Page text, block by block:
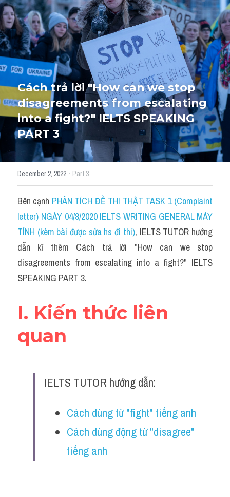
HỌC THỬ
Cách trả lời "How can we stop
disagreements from escalating
into a fight?" IELTS SPEAKING
PART 3
December 2, 2022 · Part 3
Bên cạnh PHÂN TÍCH ĐỀ THI THẬT TASK 1 (Complaint
letter) NGÀY 04/8/2020 IELTS WRITING GENERAL MÁY
TÍNH (kèm bài được sửa hs đi thi), IELTS TUTOR hướng
dẫn kĩ thêm Cách trả lời "How can we stop
disagreements from escalating into a fight?" IELTS
SPEAKING PART 3.
I. Kiến thức liên
quan
IELTS TUTOR hướng dẫn:
Cách dùng từ "fight" tiếng anh
Cách dùng động từ "disagree"
tiếng anh